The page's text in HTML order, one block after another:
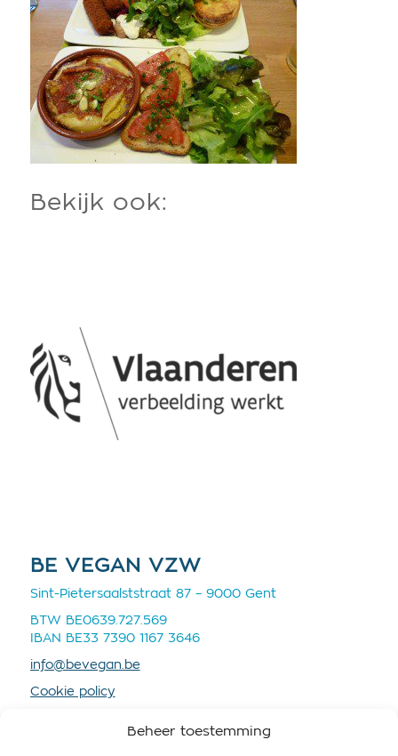
Beheer toestemming
Bekijk ook:
BE VEGAN VZW
Sint-Pietersaalststraat 87 – 9000 Gent
BTW BE0639.727.569
IBAN BE33 7390 1167 3646
info@bevegan.be
Cookie policy